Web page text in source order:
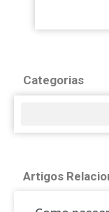
Categorias
Artigos